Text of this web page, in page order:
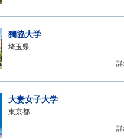
獨協大学
埼玉県
大妻女子大学
東京都